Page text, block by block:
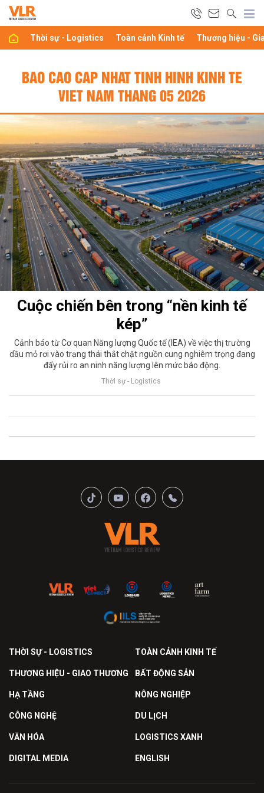
Thời sự - Logistics Toàn cảnh Kinh tế Thương hiệu -
BAO CAO CAP NHAT TINH HINH KINH TE
VIET NAM THANG 05 2026
Cuộc chiến bên trong “nền kinh tế
kép”
Cảnh báo từ Cơ quan Năng lượng Quốc tế (IEA) về việc thị trường
dầu mỏ rơi vào trạng thái thắt chặt nguồn cung nghiêm trọng đang
đẩy rủi ro an ninh năng lượng lên mức báo động.
Thời sự - Logistics
THỜI SỰ - LOGISTICS TOÀN CẢNH KINH TẾ
THƯƠNG HIỆU - GIAO THƯƠNG BẤT ĐỘNG SẢN
HẠ TẦNG NÔNG NGHIỆP
CÔNG NGHỆ DU LỊCH
VĂN HÓA LOGISTICS XANH
DIGITAL MEDIA ENGLISH